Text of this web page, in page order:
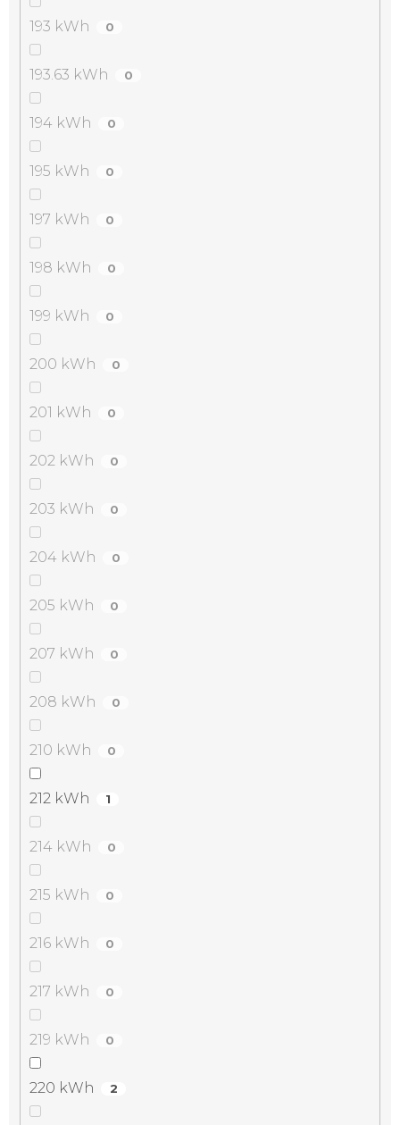
193 kWh 0
193.63 kWh 0
194 kWh 0
195 kWh 0
197 kWh 0
198 kWh 0
199 kWh 0
200 kWh 0
201 kWh 0
202 kWh 0
203 kWh 0
204 kWh 0
205 kWh 0
207 kWh 0
208 kWh 0
210 kWh 0
212 kWh 1
214 kWh 0
215 kWh 0
216 kWh 0
217 kWh 0
219 kWh 0
220 kWh 2